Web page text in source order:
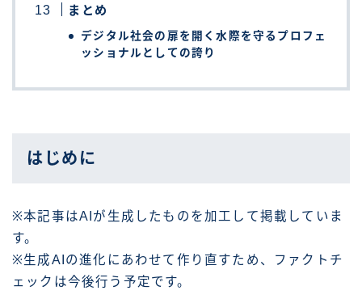
まとめ
デジタル社会の扉を開く水際を守るプロフェ
ッショナルとしての誇り
はじめに
※本記事はAIが生成したものを加工して掲載していま
す。
※生成AIの進化にあわせて作り直すため、ファクトチ
ェックは今後行う予定です。